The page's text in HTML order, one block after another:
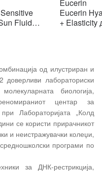
was:
1406 ден. 1406 ден.
Fluid
Eucerin
Eucerin
+ Elasticity
од илустриран и
доверливи лабораториски
биологија,
центар за
Лабораторијата „Колд
се користи прирачникот
и неистражувачки колеџи,
програми по
за ДНК-рестрикција,